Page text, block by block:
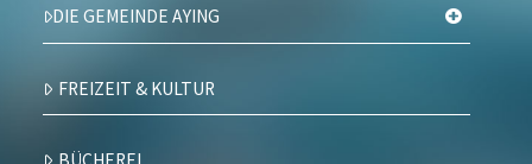
DIE GEMEINDE AYING
FREIZEIT & KULTUR